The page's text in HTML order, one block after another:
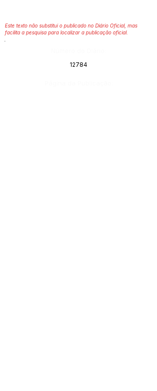
Este texto não substitui o publicado no Diário Oficial, mas
facilita a pesquisa para localizar a publicação oficial.
12784